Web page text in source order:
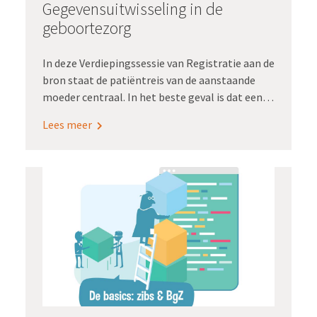
Gegevensuitwisseling in de
geboortezorg
In deze Verdiepingssessie van Registratie aan de
bron staat de patiëntreis van de aanstaande
moeder centraal. In het beste geval is dat een
echoscopiste naar kraamzorg en
zijn waarbij meerdere zorgdisciplines moeten
worden geconsulteerd? steeds opnieuw haar
verhaal vertellen, terwijl zorgverleners de
informatie voor de zoveelste keer moeten
overtypen. Susanne Zuidhof en Thomas Nap van
VIPP Babyconnect vertellen je in deze
Verdiepingssessie dat dit in de geboortezorg
ook anders kan en moet. Met hun programma
Babyconnect ondersteunen ze, in
Lees meer